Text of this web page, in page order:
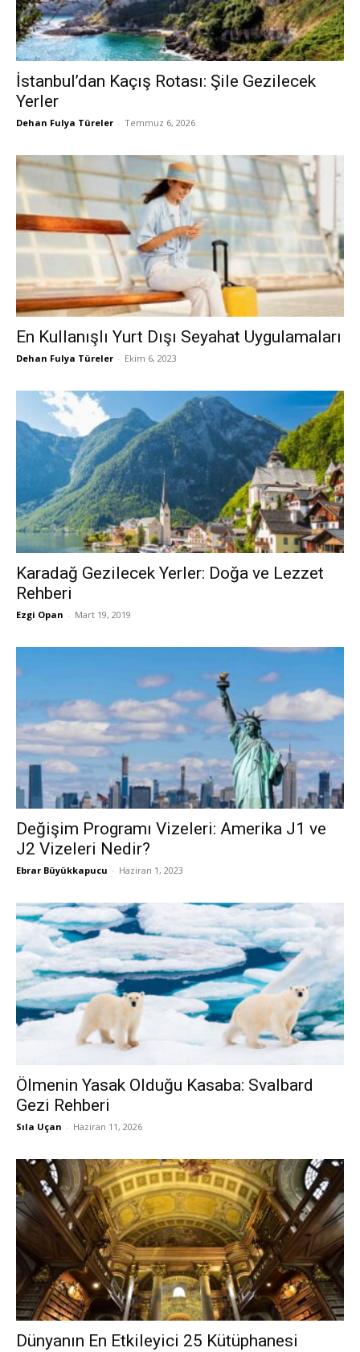
İstanbul’dan Kaçış Rotası: Şile Gezilecek
Yerler
Dehan Fulya Türeler - Temmuz 6, 2026
En Kullanışlı Yurt Dışı Seyahat Uygulamaları
Dehan Fulya Türeler - Ekim 6, 2023
Karadağ Gezilecek Yerler: Doğa ve Lezzet
Rehberi
Ezgi Opan - Mart 19, 2019
Değişim Programı Vizeleri: Amerika J1 ve
J2 Vizeleri Nedir?
Ebrar Büyükkapucu - Haziran 1, 2023
Ölmenin Yasak Olduğu Kasaba: Svalbard
Gezi Rehberi
Sıla Uçan - Haziran 11, 2026
Dünyanın En Etkileyici 25 Kütüphanesi